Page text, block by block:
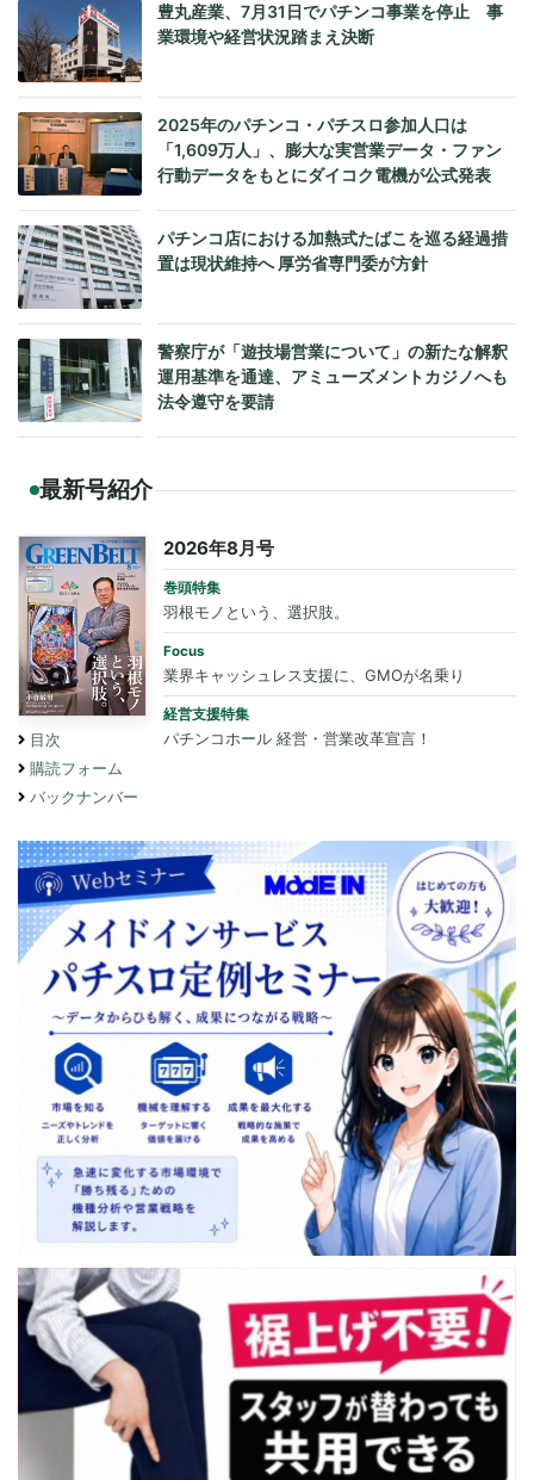
豊丸産業、7月31日でパチンコ事業を停止 事
業環境や経営状況踏まえ決断
2025年のパチンコ・パチスロ参加人口は
「1,609万人」、膨大な実営業データ・ファン
行動データをもとにダイコク電機が公式発表
パチンコ店における加熱式たばこを巡る経過措
置は現状維持へ 厚労省専門委が方針
警察庁が「遊技場営業について」の新たな解釈
運用基準を通達、アミューズメントカジノへも
法令遵守を要請
最新号紹介
目次
購読フォーム
バックナンバー
2026年8月号
巻頭特集
羽根モノという、選択肢。
Focus
業界キャッシュレス支援に、GMOが名乗り
経営支援特集
パチンコホール 経営・営業改革宣言！